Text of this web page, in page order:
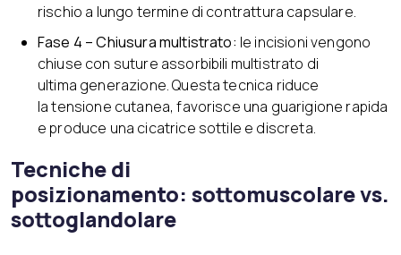
rischio a lungo termine di contrattura capsulare.
Fase 4 – Chiusura multistrato: le incisioni vengono
chiuse con suture assorbibili multistrato di
ultima generazione. Questa tecnica riduce
la tensione cutanea, favorisce una guarigione rapida
e produce una cicatrice sottile e discreta.
Tecniche di
posizionamento: sottomuscolare vs.
sottoglandolare